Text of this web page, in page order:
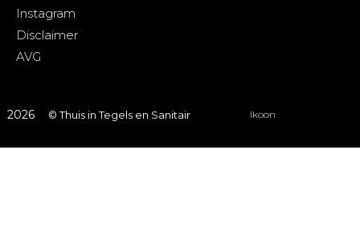
Instagram
Disclaimer
AVG
2026 © Thuis in Tegels en Sanitair Ikoon